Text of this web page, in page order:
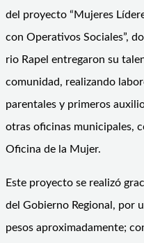
del proyecto “Mujeres
con Operativos Sociales”,
rio Rapel entregaron su
comunidad, realizando
parentales y primeros
otras oficinas municipales,
Oficina de la Mujer.
Este proyecto se realizó
del Gobierno Regional, por
pesos aproximadamente;